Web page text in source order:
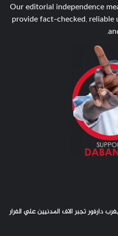
Our editorial independence
provide fact-checked, reliable
دارفور تجبر الاف المدنيين علي الفرار